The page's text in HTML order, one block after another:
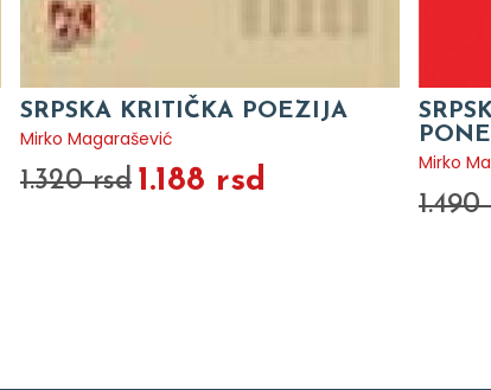
SRPSKA KRITIČKA POEZIJA
Mirko Magarašević
1.320 rsd 1.188 rsd
Mirko
1.490